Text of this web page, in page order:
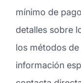
mínimo de
detalles sobre
los métodos
información